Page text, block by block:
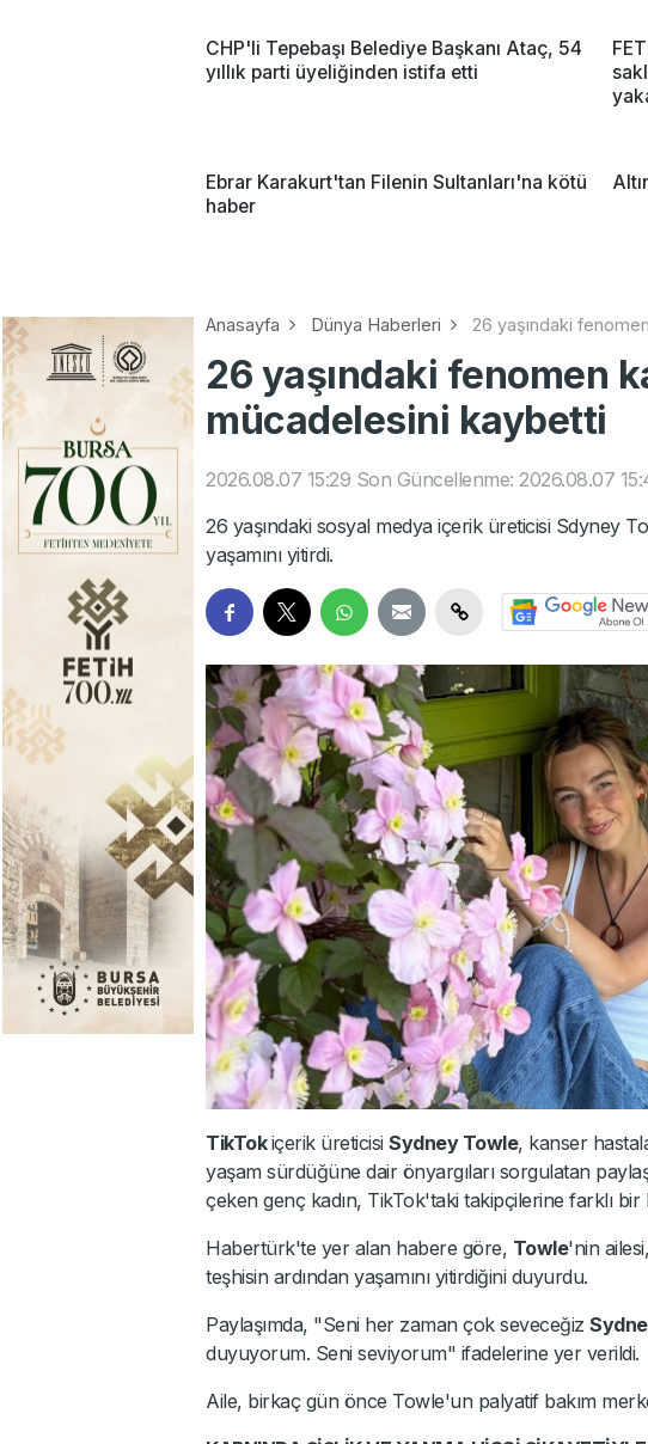
CHP'li Tepebaşı Belediye Başkanı Ataç, 54
yıllık parti üyeliğinden istifa etti
Ebrar Karakurt'tan Filenin Sultanları'na kötü
haber
Anasayfa Dünya Haberleri 26 yaşındaki
26 yaşındaki fenomen
mücadelesini kaybetti
2026.08.07 15:29 Son Güncellenme: 2026.08.07
26 yaşındaki sosyal medya içerik üreticisi Sdyney
yaşamını yitirdi.
TikTokiçerik üreticisi Sydney Towle, kanser
yaşam sürdüğüne dair önyargıları sorgulatan
çeken genç kadın, TikTok'taki takipçilerine farklı bir
Habertürk'te yer alan habere göre, Towle'nin
teşhisin ardından yaşamını yitirdiğini duyurdu.
Paylaşımda, "Seni her zaman çok seveceğiz
duyuyorum. Seni seviyorum" ifadelerine yer verildi.
Aile, birkaç gün önce Towle'un palyatif bakım